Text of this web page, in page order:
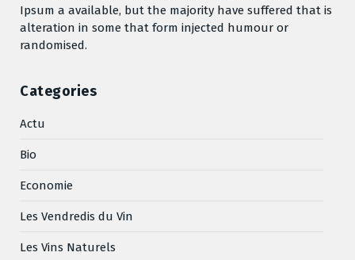
Ipsum a available, but the majority have suffered that is
alteration in some that form injected humour or
randomised.
Categories
Actu
Bio
Economie
Les Vendredis du Vin
Les Vins Naturels